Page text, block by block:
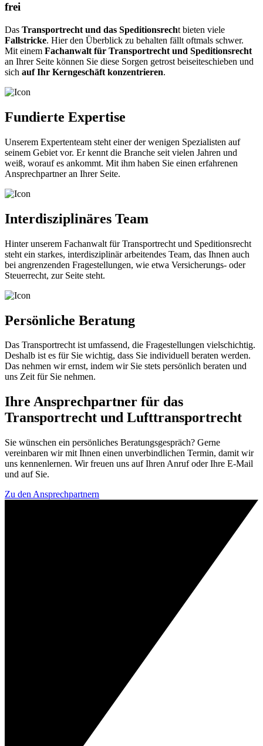
frei
Das Transportrecht und das Speditionsrecht bieten viele
Fallstricke. Hier den Überblick zu behalten fällt oftmals schwer.
Mit einem Fachanwalt für Transportrecht und Speditionsrecht
an Ihrer Seite können Sie diese Sorgen getrost beiseiteschieben und
sich auf Ihr Kerngeschäft konzentrieren.
Fundierte Expertise
Unserem Expertenteam steht einer der wenigen Spezialisten auf
seinem Gebiet vor. Er kennt die Branche seit vielen Jahren und
weiß, worauf es ankommt. Mit ihm haben Sie einen erfahrenen
Ansprechpartner an Ihrer Seite.
Interdisziplinäres Team
Hinter unserem Fachanwalt für Transportrecht und Speditionsrecht
steht ein starkes, interdisziplinär arbeitendes Team, das Ihnen auch
bei angrenzenden Fragestellungen, wie etwa Versicherungs- oder
Steuerrecht, zur Seite steht.
Persönliche Beratung
Das Transportrecht ist umfassend, die Fragestellungen vielschichtig.
Deshalb ist es für Sie wichtig, dass Sie individuell beraten werden.
Das nehmen wir ernst, indem wir Sie stets persönlich beraten und
uns Zeit für Sie nehmen.
Ihre Ansprechpartner für das
Transportrecht und Lufttransportrecht
Sie wünschen ein persönliches Beratungsgespräch? Gerne
vereinbaren wir mit Ihnen einen unverbindlichen Termin, damit wir
uns kennenlernen. Wir freuen uns auf Ihren Anruf oder Ihre E-Mail
und auf Sie.
Zu den Ansprechpartnern